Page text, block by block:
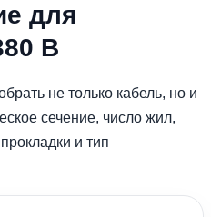
для
В
не только кабель, но и
сечение, число жил,
и тип